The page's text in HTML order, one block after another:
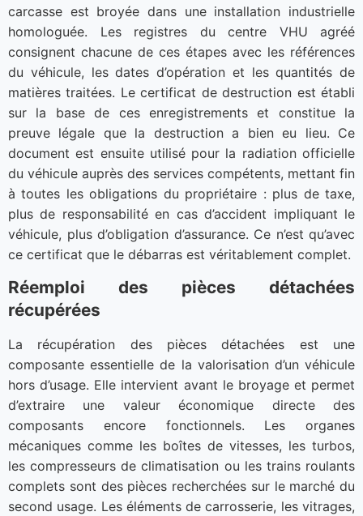
carcasse est broyée dans une installation industrielle
homologuée. Les registres du centre VHU agréé
consignent chacune de ces étapes avec les références
du véhicule, les dates d’opération et les quantités de
matières traitées. Le certificat de destruction est établi
sur la base de ces enregistrements et constitue la
preuve légale que la destruction a bien eu lieu. Ce
document est ensuite utilisé pour la radiation officielle
du véhicule auprès des services compétents, mettant fin
à toutes les obligations du propriétaire : plus de taxe,
plus de responsabilité en cas d’accident impliquant le
véhicule, plus d’obligation d’assurance. Ce n’est qu’avec
ce certificat que le débarras est véritablement complet.
Réemploi des pièces détachées
récupérées
La récupération des pièces détachées est une
composante essentielle de la valorisation d’un véhicule
hors d’usage. Elle intervient avant le broyage et permet
d’extraire une valeur économique directe des
composants encore fonctionnels. Les organes
mécaniques comme les boîtes de vitesses, les turbos,
les compresseurs de climatisation ou les trains roulants
complets sont des pièces recherchées sur le marché du
second usage. Les éléments de carrosserie, les vitrages,